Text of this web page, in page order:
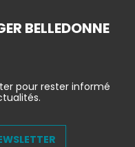
BELLEDONNE
pour rester informé